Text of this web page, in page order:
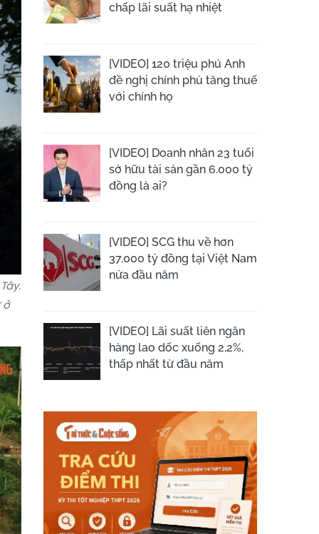
ở
chấp lãi suất hạ nhiệt
[VIDEO] 120 triệu phú Anh
đề nghị chính phủ tăng thuế
với chính họ
[VIDEO] Doanh nhân 23 tuổi
sở hữu tài sản gần 6.000 tỷ
đồng là ai?
[VIDEO] SCG thu về hơn
37.000 tỷ đồng tại Việt Nam
nửa đầu năm
[VIDEO] Lãi suất liên ngân
hàng lao dốc xuống 2,2%,
thấp nhất từ đầu năm